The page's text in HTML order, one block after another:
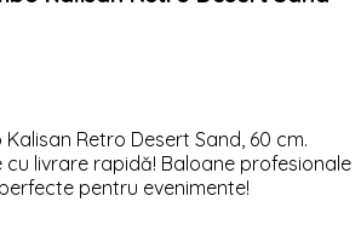
Retro Desert Sand, 60 cm.
livrare rapidă! Baloane profesionale
pentru evenimente!